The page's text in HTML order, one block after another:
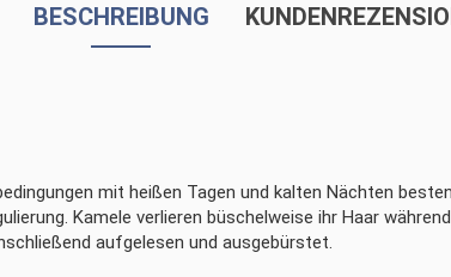
BESCHREIBUNG
mit heißen Tagen und kalten Nächten
Kamele verlieren büschelweise ihr Haar
aufgelesen und ausgebürstet.